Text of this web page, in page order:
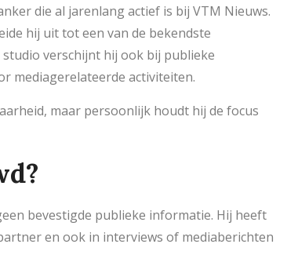
die al jarenlang actief is bij VTM Nieuws.
hij uit tot een van de bekendste
verschijnt hij ook bij publieke
mediagerelateerde activiteiten.
maar persoonlijk houdt hij de focus
bevestigde publieke informatie. Hij heeft
en ook in interviews of mediaberichten